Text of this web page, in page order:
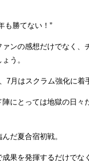
も勝てない！”
ァンの感想だけでなく、
う。
7月はスクラム強化に着
陣にとっては地獄の日々
だ夏合宿初戦。
成果を発揮するだけでな